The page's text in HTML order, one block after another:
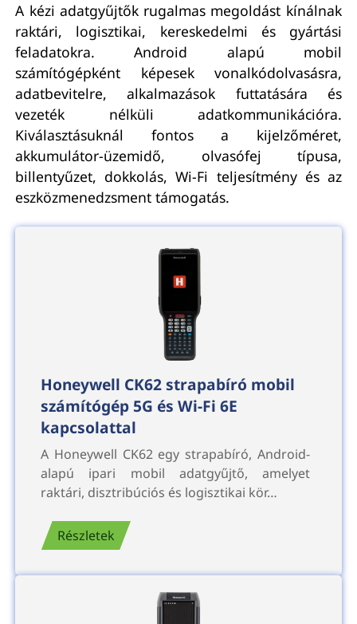
A kézi adatgyűjtők rugalmas megoldást kínálnak
raktári, logisztikai, kereskedelmi és gyártási
feladatokra. Android alapú mobil
számítógépként képesek vonalkódolvasásra,
adatbevitelre, alkalmazások futtatására és
vezeték nélküli adatkommunikációra.
Kiválasztásuknál fontos a kijelzőméret,
akkumulátor-üzemidő, olvasófej típusa,
billentyűzet, dokkolás, Wi-Fi teljesítmény és az
eszközmenedzsment támogatás.
Honeywell CK62 strapabíró mobil
számítógép 5G és Wi-Fi 6E
kapcsolattal
A Honeywell CK62 egy strapabíró, Android-
alapú ipari mobil adatgyűjtő, amelyet
raktári, disztribúciós és logisztikai kör…
Részletek